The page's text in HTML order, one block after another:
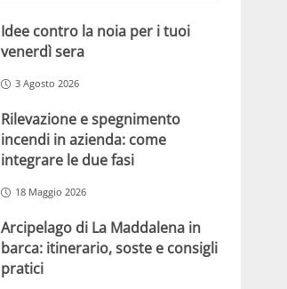
Idee contro la noia per i tuoi
venerdì sera
3 Agosto 2026
Rilevazione e spegnimento
incendi in azienda: come
integrare le due fasi
18 Maggio 2026
Arcipelago di La Maddalena in
barca: itinerario, soste e consigli
pratici